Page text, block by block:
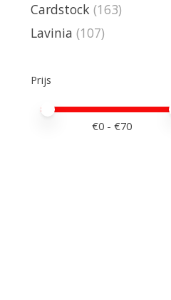
Cardstock (163)
Lavinia (107)
Prijs
Minimale prijswaarde
Price maximum value
€0 - €70